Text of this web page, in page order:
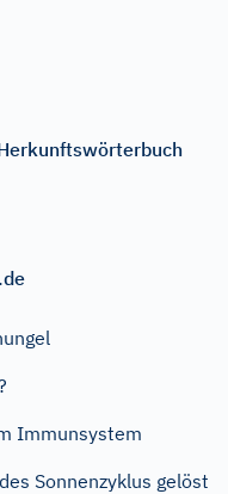
Immunsystem
Sonnenzyklus gelöst